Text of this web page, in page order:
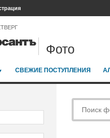
Фото
СВЕЖИЕ ПОСТУПЛЕНИЯ